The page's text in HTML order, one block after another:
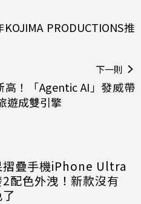
PRODUCTIONS推
下一則
！「Agentic AI」發威帶
遊成雙引擎
摺疊手機iPhone Ultra
2配色外洩！新款沒有